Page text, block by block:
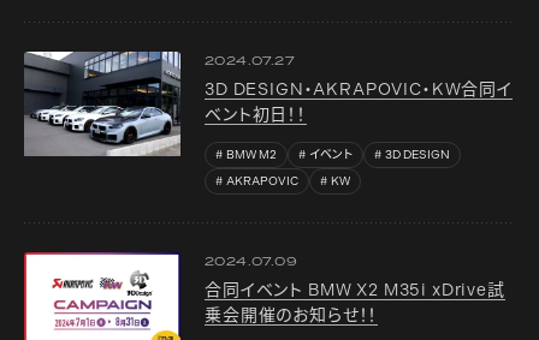
2024.07.27
3D DESIGN・AKRAPOVIC・KW合同イ
ベント初日！！
BMW M2 イベント
3D DESIGN
AKRAPOVIC
KW
2024.07.09
合同イベント BMW X2 M35i xDrive試
乗会開催のお知らせ！！